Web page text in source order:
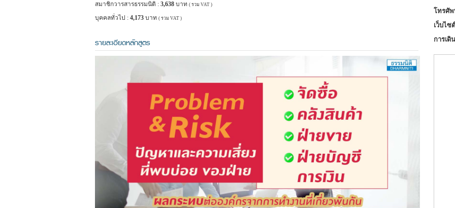
สมาชิกวารสารธรรมนิติ : 3,638 บาท ( รวม VAT )
บุคคลทั่วไป : 4,173 บาท ( รวม VAT )
รายละเอียดหลักสูตร
โทรศัพ
เว็บไซ
การเดิ